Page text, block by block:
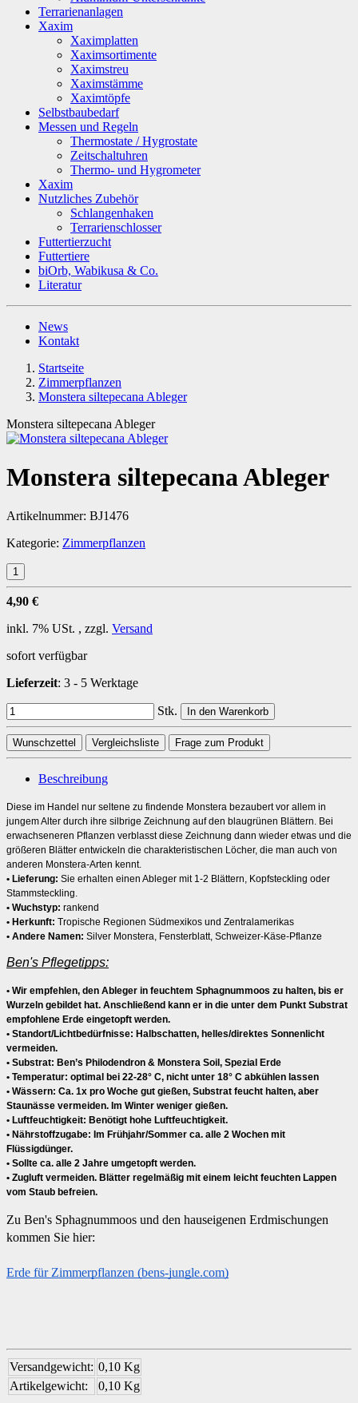
Terrarienanlagen
Xaxim
Xaximplatten
Xaximsortimente
Xaximstreu
Xaximstämme
Xaximtöpfe
Selbstbaubedarf
Messen und Regeln
Thermostate / Hygrostate
Zeitschaltuhren
Thermo- und Hygrometer
Xaxim
Nutzliches Zubehör
Schlangenhaken
Terrarienschlosser
Futtertierzucht
Futtertiere
biOrb, Wabikusa & Co.
Literatur
News
Kontakt
Startseite
Zimmerpflanzen
Monstera siltepecana Ableger
Monstera siltepecana Ableger
Monstera siltepecana Ableger
Artikelnummer: BJ1476
Kategorie: Zimmerpflanzen
4,90 €
inkl. 7% USt. , zzgl. Versand
sofort verfügbar
Lieferzeit: 3 - 5 Werktage
Stk. In den Warenkorb
Wunschzettel Vergleichsliste Frage zum Produkt
Beschreibung
Diese im Handel nur seltene zu findende Monstera bezaubert vor allem in
jungem Alter durch ihre silbrige Zeichnung auf den blaugrünen Blättern. Bei
erwachseneren Pflanzen verblasst diese Zeichnung dann wieder etwas und die
größeren Blätter entwickeln die charakteristischen Löcher, die man auch von
anderen Monstera-Arten kennt.
• Lieferung: Sie erhalten einen Ableger mit 1-2 Blättern, Kopfsteckling oder
Stammsteckling.
• Wuchstyp: rankend
• Herkunft: Tropische Regionen Südmexikos und Zentralamerikas
• Andere Namen: Silver Monstera, Fensterblatt, Schweizer-Käse-Pflanze
Ben's Pflegetipps:
• Wir empfehlen, den Ableger in feuchtem Sphagnummoos zu halten, bis er
Wurzeln gebildet hat. Anschließend kann er in die unter dem Punkt Substrat
empfohlene Erde eingetopft werden.
• Standort/Lichtbedürfnisse: Halbschatten, helles/direktes Sonnenlicht
vermeiden.
• Substrat: Ben’s Philodendron & Monstera Soil, Spezial Erde
• Temperatur: optimal bei 22-28° C, nicht unter 18° C abkühlen lassen
• Wässern: Ca. 1x pro Woche gut gießen, Substrat feucht halten, aber
Staunässe vermeiden. Im Winter weniger gießen.
• Luftfeuchtigkeit: Benötigt hohe Luftfeuchtigkeit.
• Nährstoffzugabe: Im Frühjahr/Sommer ca. alle 2 Wochen mit
Flüssigdünger.
• Sollte ca. alle 2 Jahre umgetopft werden.
• Zugluft vermeiden. Blätter regelmäßig mit einem leicht feuchten Lappen
vom Staub befreien.
Zu Ben's Sphagnummoos und den hauseigenen Erdmischungen
kommen Sie hier:
Erde für Zimmerpflanzen (bens-jungle.com)
Versandgewicht: 0,10 Kg
Artikelgewicht:
0,10 Kg